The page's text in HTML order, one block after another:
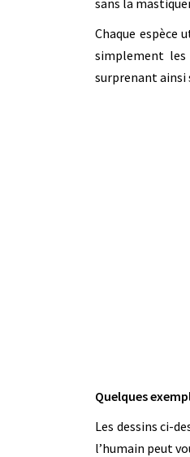
sans la
Chaque espèce
simplement
surprenant ainsi
Quelques
Les dessins ci-
l’humain peut